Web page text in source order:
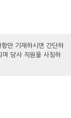
만 기재하시면 간단하
며 당사 직원을 사칭하